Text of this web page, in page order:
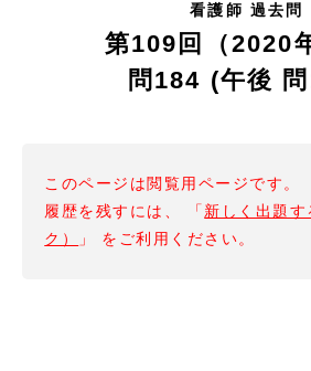
看護師 過去問
第109回（2020
問184 (午後
このページは閲覧用ページです。
履歴を残すには、 「 新しく出題す
ク）
」 をご利用ください。